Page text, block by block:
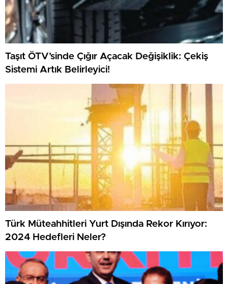
Taşıt ÖTV’sinde Çığır Açacak Değişiklik: Çekiş
Sistemi Artık Belirleyici!
Türk Müteahhitleri Yurt Dışında Rekor Kırıyor:
2024 Hedefleri Neler?